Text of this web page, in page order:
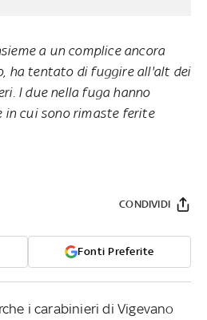
a un complice ancora
ha tentato di fuggire all'alt dei
I due nella fuga hanno
in cui sono rimaste ferite
Fonti Preferite
CONDIVIDI
i carabinieri di Vigevano